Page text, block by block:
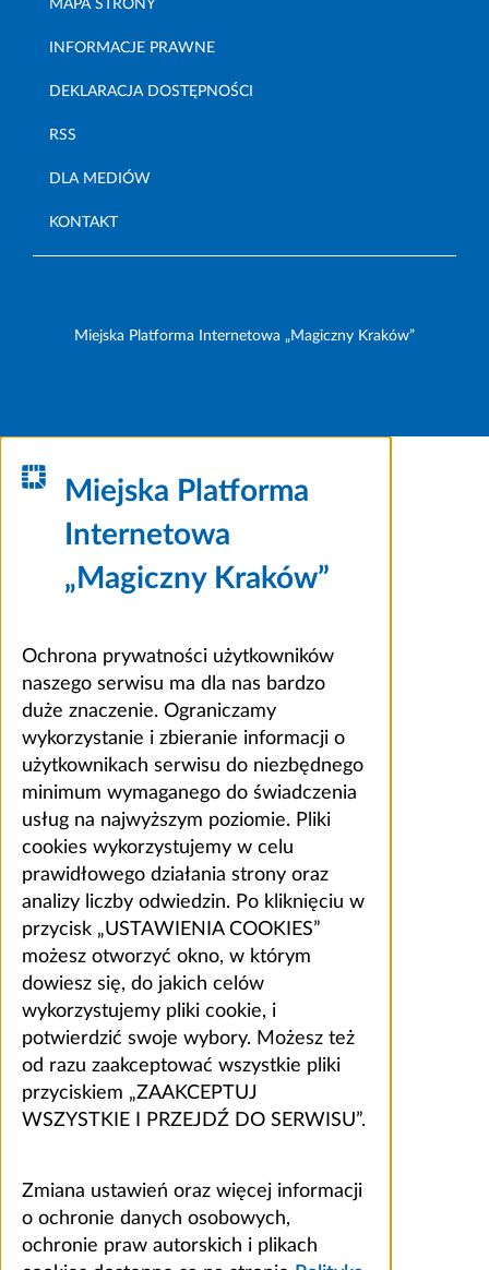
MAPA STRONY
INFORMACJE PRAWNE
DEKLARACJA DOSTĘPNOŚCI
RSS
DLA MEDIÓW
KONTAKT
Miejska Platforma Internetowa „Magiczny Kraków”
Miejska Platforma
Internetowa
„Magiczny Kraków”
Ochrona prywatności użytkowników
naszego serwisu ma dla nas bardzo
duże znaczenie. Ograniczamy
wykorzystanie i zbieranie informacji o
użytkownikach serwisu do niezbędnego
minimum wymaganego do świadczenia
usług na najwyższym poziomie. Pliki
cookies wykorzystujemy w celu
prawidłowego działania strony oraz
analizy liczby odwiedzin. Po kliknięciu w
przycisk „USTAWIENIA COOKIES”
możesz otworzyć okno, w którym
dowiesz się, do jakich celów
wykorzystujemy pliki cookie, i
potwierdzić swoje wybory. Możesz też
od razu zaakceptować wszystkie pliki
przyciskiem „ZAAKCEPTUJ
WSZYSTKIE I PRZEJDŹ DO SERWISU”.
Zmiana ustawień oraz więcej informacji
o ochronie danych osobowych,
ochronie praw autorskich i plikach